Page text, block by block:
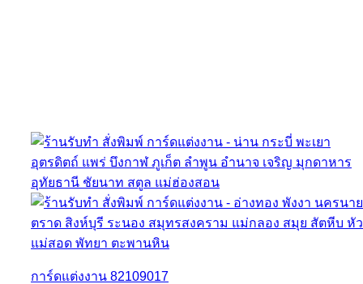
การ์ดแต่งงาน 82109017